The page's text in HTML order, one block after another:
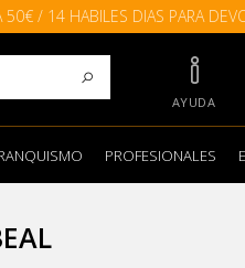
50€ / 14 HABILES DIAS PARA
AYUDA
PROFESIONALES